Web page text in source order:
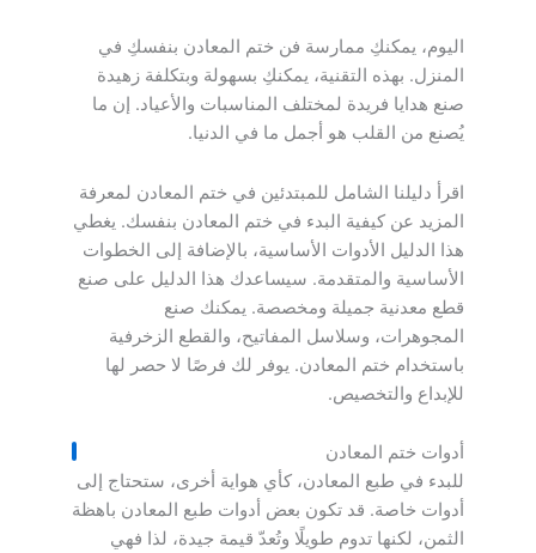
اليوم، يمكنكِ ممارسة فن ختم المعادن بنفسكِ في
المنزل. بهذه التقنية، يمكنكِ بسهولة وبتكلفة زهيدة
صنع هدايا فريدة لمختلف المناسبات والأعياد. إن ما
يُصنع من القلب هو أجمل ما في الدنيا.
اقرأ دليلنا الشامل للمبتدئين في ختم المعادن لمعرفة
المزيد عن كيفية البدء في ختم المعادن بنفسك. يغطي
هذا الدليل الأدوات الأساسية، بالإضافة إلى الخطوات
الأساسية والمتقدمة. سيساعدك هذا الدليل على صنع
قطع معدنية جميلة ومخصصة. يمكنك صنع
المجوهرات، وسلاسل المفاتيح، والقطع الزخرفية
باستخدام ختم المعادن. يوفر لك فرصًا لا حصر لها
للإبداع والتخصيص.
أدوات ختم المعادن
للبدء في طبع المعادن، كأي هواية أخرى، ستحتاج إلى
أدوات خاصة. قد تكون بعض أدوات طبع المعادن باهظة
الثمن، لكنها تدوم طويلًا وتُعدّ قيمة جيدة، لذا فهي